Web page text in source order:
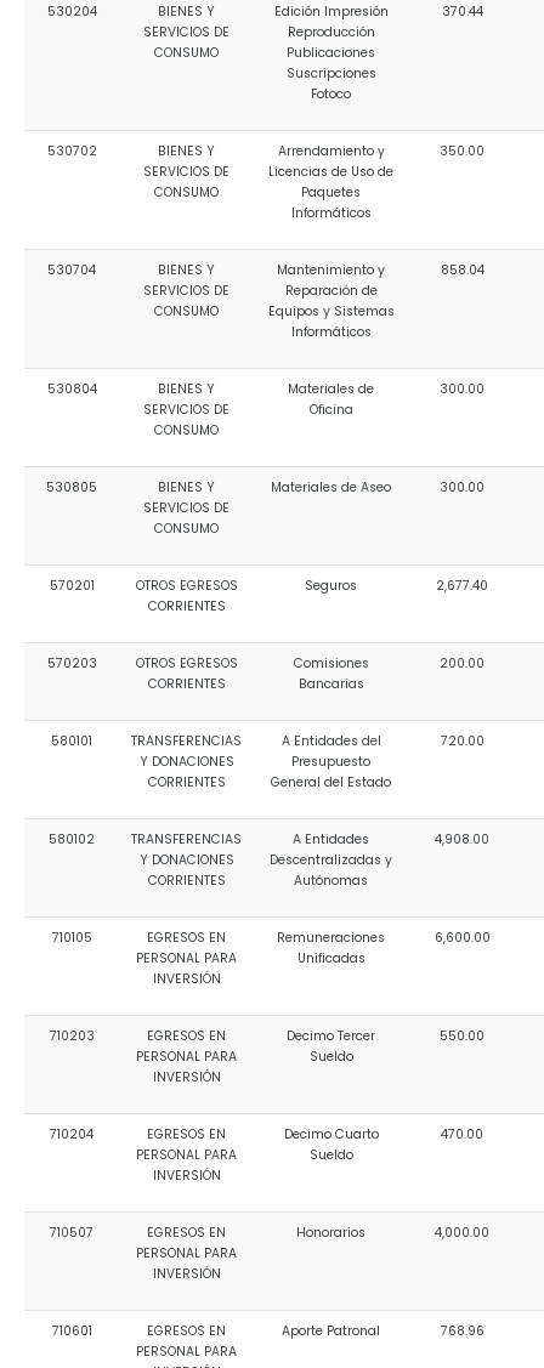
530204
BIENES Y
SERVICIOS DE
CONSUMO
Edición Impresión
Reproducción
Publicaciones
Suscripciones
Fotoco
370.44
530702
BIENES Y
SERVICIOS DE
CONSUMO
Arrendamiento y
Licencias de Uso de
Paquetes
Informáticos
350.00
530704
BIENES Y
SERVICIOS DE
CONSUMO
Mantenimiento y
Reparación de
Equipos y Sistemas
Informáticos
858.04
530804
BIENES Y
SERVICIOS DE
CONSUMO
Materiales de
Oficina
300.00
530805
BIENES Y
SERVICIOS DE
CONSUMO
Materiales de Aseo 300.00
570201
OTROS EGRESOS
CORRIENTES
Seguros 2,677.40
570203
OTROS EGRESOS
CORRIENTES
Comisiones
Bancarias
200.00
580101
TRANSFERENCIAS
Y DONACIONES
CORRIENTES
A Entidades del
Presupuesto
General del Estado
720.00
580102
TRANSFERENCIAS
Y DONACIONES
CORRIENTES
A Entidades
Descentralizadas y
Autónomas
4,908.00
710105
EGRESOS EN
PERSONAL PARA
INVERSIÓN
Remuneraciones
Unificadas
6,600.00
710203
EGRESOS EN
PERSONAL PARA
INVERSIÓN
Decimo Tercer
Sueldo
550.00
710204
EGRESOS EN
PERSONAL PARA
INVERSIÓN
Decimo Cuarto
Sueldo
470.00
710507
EGRESOS EN
PERSONAL PARA
INVERSIÓN
Honorarios 4,000.00
710601
EGRESOS EN
PERSONAL PARA
Aporte Patronal 768.96